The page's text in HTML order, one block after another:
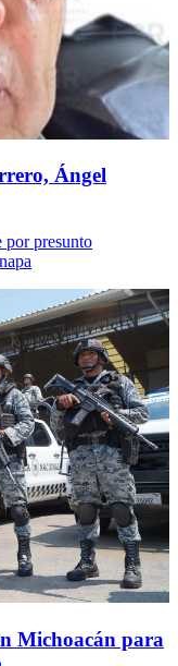
Ángel
por presunto
Michoacán para